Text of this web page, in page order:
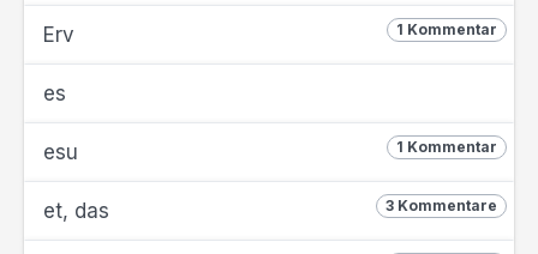
1 Kommentar
Erv
es
1 Kommentar
esu
3 Kommentare
et, das